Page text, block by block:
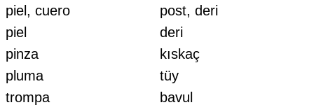
piel, cuero
post, deri
piel
deri
pinza
kıskaç
pluma
tüy
trompa
bavul